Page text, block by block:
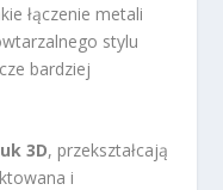
łączenie metali
stylu
bardziej
3D, przekształcają
i